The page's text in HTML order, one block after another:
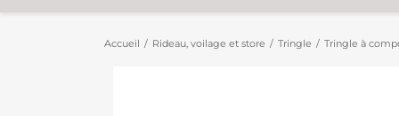
Accueil Rideau, voilage et store Tringle Tringle à